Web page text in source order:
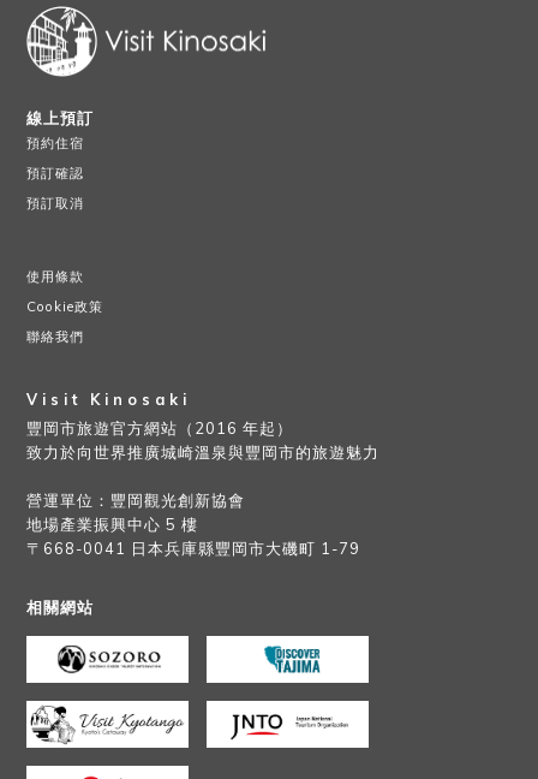
線上預訂
預約住宿
預訂確認
預訂取消
使用條款
Cookie政策
聯絡我們
Visit Kinosaki
豐岡市旅遊官方網站（2016 年起）
致力於向世界推廣城崎溫泉與豐岡市的旅遊魅力
營運單位：豐岡觀光創新協會
地場產業振興中心 5 樓
〒668-0041 日本兵庫縣豐岡市大磯町 1-79
相關網站